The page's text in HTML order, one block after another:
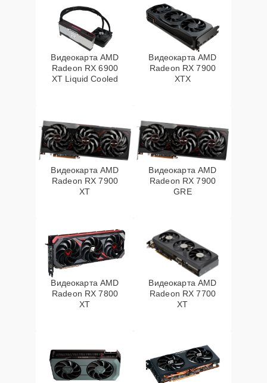
Видеокарта AMD
Radeon RX 6900
XT Liquid Cooled
Видеокарта AMD
Radeon RX 7900
XTX
Видеокарта AMD
Radeon RX 7900
XT
Видеокарта AMD
Radeon RX 7900
GRE
Видеокарта AMD
Radeon RX 7800
XT
Видеокарта AMD
Radeon RX 7700
XT